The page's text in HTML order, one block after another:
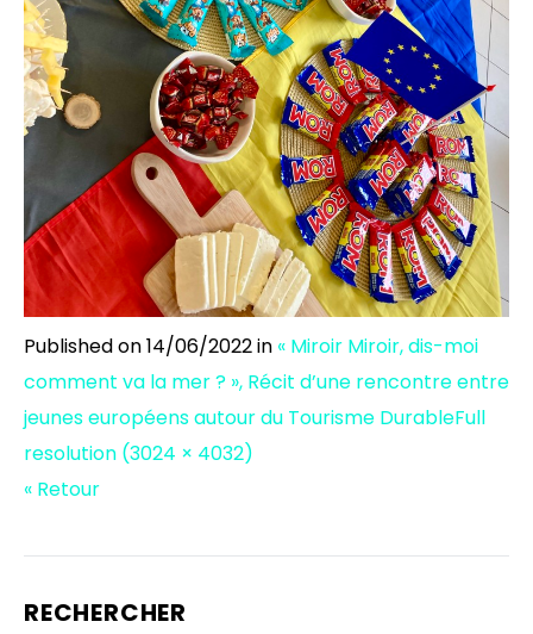
Published on14/06/2022in « Miroir Miroir, dis-moi
comment va la mer ? », Récit d’une rencontre entre
jeunes européens autour du Tourisme DurableFull
resolution (3024 × 4032)
« Retour
RECHERCHER